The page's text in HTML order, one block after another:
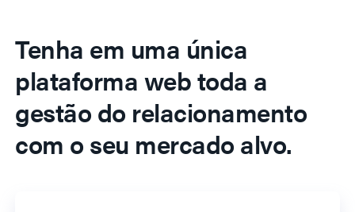
Tenha em uma única
plataforma web toda a
gestão do relacionamento
com o seu mercado alvo.